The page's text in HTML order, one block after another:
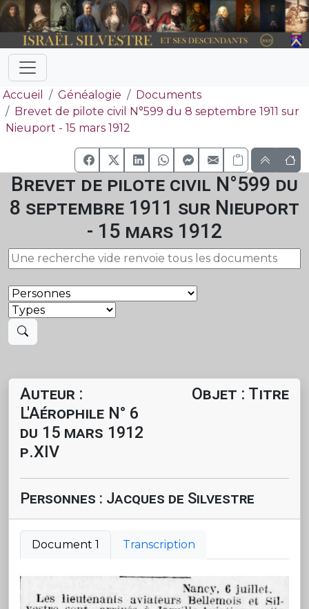
Accueil Généalogie
Documents
Brevet de pilote civil N°599 du 8 septembre 1911 sur
Nieuport - 15 mars 1912
Brevet de pilote civil N°599 du
8 septembre 1911 sur Nieuport
- 15 mars 1912
Auteur :
L'Aérophile N° 6
du 15 mars 1912
p.XIV
Objet : Titre
Personnes : Jacques de Silvestre
Document 1 Transcription